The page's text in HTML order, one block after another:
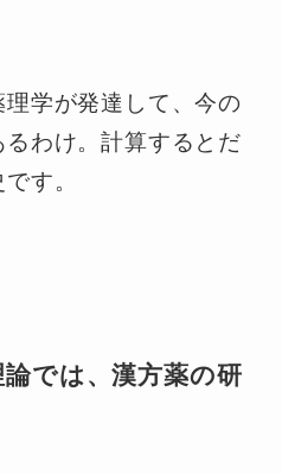
学が発達して、今の
わけ。計算するとだ
す。
では、漢方薬の研